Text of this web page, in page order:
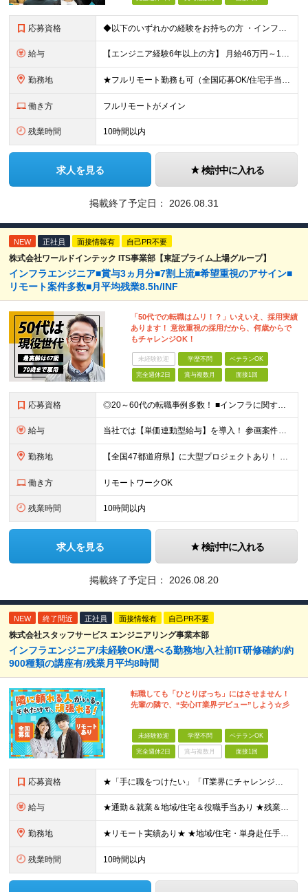
応募資格 ◆以下のいずれかの経験をお持ちの方 ・インフラ設計・構築の実務経験（オンプレ/クラウドどちらもOK） ・クラウド環境下での運用保守に関する実務経験 ◆学歴不問 ＜こんな方は特に歓迎します＞ ◎これま
給与 【エンジニア経験6年以上の方】 月給46万円～100万円（固定残業代含む） ※上記月給には月30時間分の固定残業代（月8万7,400円～月19万円）を含む。超過分は全額支給。 【エンジニア経験4年以
勤務地 ★フルリモート勤務も可（全国応募OK/住宅手当を支給します） ※案件によって常駐が必要になる場合があります。 ※希望がない限り、転勤はありません ※U・Iターン歓迎 ★ルトラの社員は全国各地で活躍中
働き方 フルリモートがメイン
残業時間 10時間以内
求人を見る 検討中に入れる
掲載終了予定日： 2026.08.31
NEW 正社員 面接情報有 自己PR不要
株式会社ワールドインテック ITS事業部【東証プライム上場グループ】
インフラエンジニア■賞与3ヵ月分■7割上流■希望重視のアサイン■
リモート案件多数■月平均残業8.5h/INF
「50代での転職はムリ！？」いえいえ、採用実績
あります！ 意欲重視の採用だから、何歳からで
もチャレンジOK！
未経験歓迎 学歴不問 ベテランOK
完全週休2日 賞与複数月 面接1回
応募資格 ◎20～60代の転職事例多数！ ■インフラに関する何らかのご経験 ■学歴不問/転職回数は一切不問！
給与 当社では【単価連動型給与】を導入！ 参画案件の契約単価に連動して給与が決定。 還元率は単価の【70％～80％】と東証プライム上場グループとして高水準です！（社会保険料・教育コスト含む） ■関東：月給
勤務地 【全国47都道府県】に大型プロジェクトあり！ 主要勤務地： 北海道/宮城県/栃木県/埼玉県/千葉県/東京都/神奈川県/愛知県/大阪府/京都府/兵庫県/広島県/福岡県/熊本県 ※勤務エリアは、あなたの
働き方 リモートワークOK
残業時間 10時間以内
求人を見る 検討中に入れる
掲載終了予定日： 2026.08.20
NEW 終了間近 正社員 面接情報有 自己PR不要
株式会社スタッフサービス エンジニアリング事業本部
インフラエンジニア/未経験OK/選べる勤務地/入社前IT研修確約/約
900種類の講座有/残業月平均8時間
転職しても「ひとりぼっち」にはさせません！
先輩の隣で、“安心IT業界デビュー”しよう☆彡
未経験歓迎 学歴不問 ベテランOK
完全週休2日 賞与複数月 面接1回
応募資格 ★「手に職をつけたい」「IT業界にチャレンジしたい」方歓迎！ ■学歴不問 ■IT知識・理系文系不問！未経験・第二新卒OK ★ITサポート・IT事務やエンジニアの経験をお持ちの方は優遇します！ 地方在
給与 ★通勤＆就業＆地域/住宅＆役職手当あり ★残業代は全額支給 ★選べる給与制度あり！ ■東京・神奈川・千葉・埼玉勤務の場合 月給24.5万円～55万円＋諸手当 （残業代は全額支給） (20,000円の
勤務地 ★リモート実績あり★ ★地域/住宅・単身赴任手当などサポートも万全 ★転任費用や寮・社宅制度も完備しています ★勤務地については希望を考慮の上、決定します ★面接地エリアでの就業率92％以上！ 『地
残業時間 10時間以内